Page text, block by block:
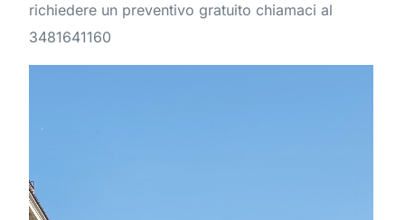
richiedere un preventivo gratuito chiamaci al
3481641160